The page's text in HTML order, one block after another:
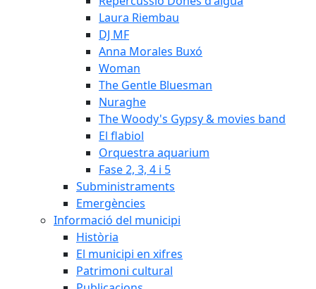
Laura Riembau
DJ MF
Anna Morales Buxó
Woman
The Gentle Bluesman
Nuraghe
The Woody's Gypsy & movies band
El flabiol
Orquestra aquarium
Fase 2, 3, 4 i 5
Subministraments
Emergències
Informació del municipi
Història
El municipi en xifres
Patrimoni cultural